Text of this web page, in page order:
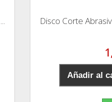
Disco Corte
Añadir al